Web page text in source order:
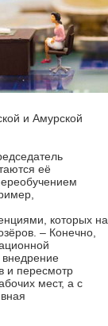
и Амурской
её
которых на
– Конечно,
и пересмотр
мест, а с